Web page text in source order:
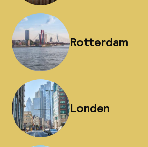
Rotterdam
Londen